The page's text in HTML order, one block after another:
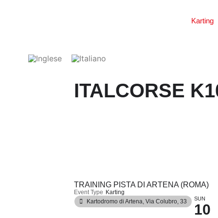
Karting
ITALCORSE
TRAINING PISTA DI ARTENA (ROMA)
Event Type Karting
Kartodromo di Artena , Via Colubro, 33 SUN
10